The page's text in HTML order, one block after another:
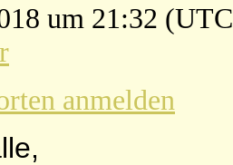
um 21:32
anmelden